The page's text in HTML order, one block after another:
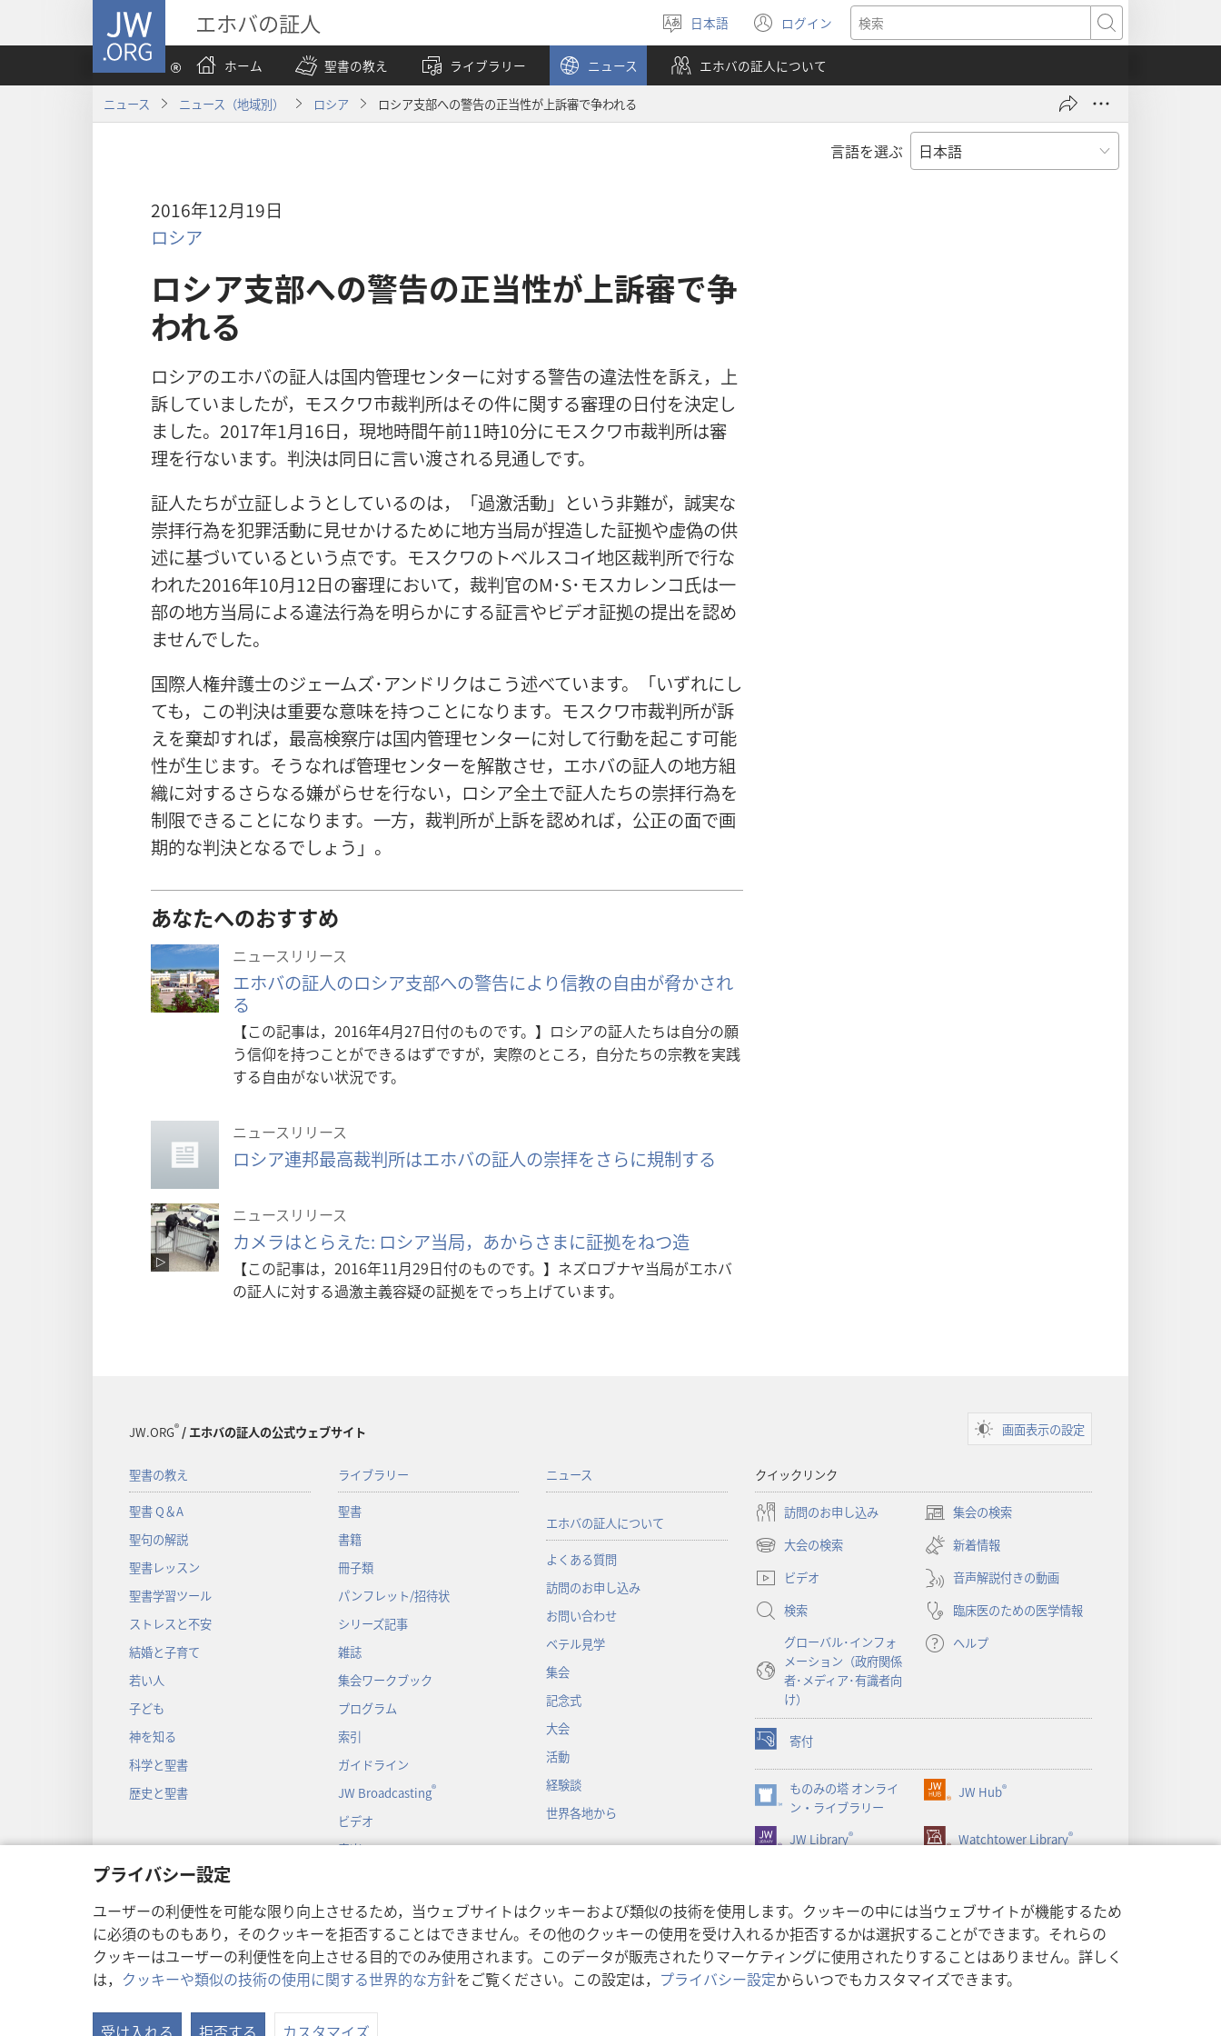
プライバシー設定
ユーザーの利便性を可能な限り向上させるため，当ウェブサイトはクッキーおよび類似の技術を使用します。クッキーの中には当ウェブサイトが機能するため
に必須のものもあり，そのクッキーを拒否することはできません。その他のクッキーの使用を受け入れるか拒否するかは選択することができます。それらの
クッキーはユーザーの利便性を向上させる目的でのみ使用されます。このデータが販売されたりマーケティングに使用されたりすることはありません。詳しく
は， クッキーや類似の技術の使用に関する世界的な方針をご覧ください。この設定は， プライバシー設定からいつでもカスタマイズできます。
受け入れる 拒否する カスタマイズ
JW.ORG エホバの証人
言
語
を
選
日本語 ログイン
（新
し
い
タ
で
検
索
ホーム
聖書の教え ライブラリー ニュース エホバの証人について
ニュース ニュース（地域別） ロシア ロシア支部への警告の正当性が上訴審で争われる
言語を選ぶ
2016年12月19日
ロシア
ロシア支部への警告の正当性が上訴審で争
われる
ロシアのエホバの証人は国内管理センターに対する警告の違法性を訴え，上
訴していましたが，モスクワ市裁判所はその件に関する審理の日付を決定し
ました。2017年1月16日，現地時間午前11時10分にモスクワ市裁判所は審
理を行ないます。判決は同日に言い渡される見通しです。
証人たちが立証しようとしているのは，「過激活動」という非難が，誠実な
崇拝行為を犯罪活動に見せかけるために地方当局が捏造した証拠や虚偽の供
述に基づいているという点です。モスクワのトベルスコイ地区裁判所で行な
われた2016年10月12日の審理において，裁判官のM･S･モスカレンコ氏は一
部の地方当局による違法行為を明らかにする証言やビデオ証拠の提出を認め
ませんでした。
国際人権弁護士のジェームズ･アンドリクはこう述べています。「いずれにし
ても，この判決は重要な意味を持つことになります。モスクワ市裁判所が訴
えを棄却すれば，最高検察庁は国内管理センターに対して行動を起こす可能
性が生じます。そうなれば管理センターを解散させ，エホバの証人の地方組
織に対するさらなる嫌がらせを行ない，ロシア全土で証人たちの崇拝行為を
制限できることになります。一方，裁判所が上訴を認めれば，公正の面で画
期的な判決となるでしょう」。
あなたへのおすすめ
ニュースリリース
エホバの証人のロシア支部への警告により信教の自由が脅かされ
る
【この記事は，2016年4月27日付のものです。】ロシアの証人たちは自分の願
う信仰を持つことができるはずですが，実際のところ，自分たちの宗教を実践
する自由がない状況です。
ニュースリリース
ロシア連邦最高裁判所はエホバの証人の崇拝をさらに規制する
ニュースリリース
カメラはとらえた: ロシア当局，あからさまに証拠をねつ造
【この記事は，2016年11月29日付のものです。】ネズロブナヤ当局がエホバ
の証人に対する過激主義容疑の証拠をでっち上げています。
JW.ORG® / エホバの証人の公式ウェブサイト 画面表示の設定
聖書の教え
聖書 Q＆A
聖句の解説
聖書レッスン
聖書学習ツール
ストレスと不安
結婚と子育て
若い人
子ども
神を知る
科学と聖書
歴史と聖書
ライブラリー
聖書
書籍
冊子類
パンフレット/招待状
シリーズ記事
雑誌
集会ワークブック
プログラム
索引
ガイドライン
JW Broadcasting®
ビデオ
音楽
劇形式の聖書朗読
ニュース
エホバの証人について
よくある質問
訪問のお申し込み
お問い合わせ
ベテル見学
集会
記念式
大会
活動
経験談
世界各地から
クイックリンク
訪問のお申し込み 集会の検索
（新
し
い
タ
ブ
で
開
く）
大会の検索
（新
し
タ
開
新着情報
ビデオ
音声解説付きの動画
検索
臨床医のための医学情報
グローバル･インフォ
メーション（政府関係
者･メディア･有識者向
け）
ヘルプ
寄付
（新
し
い
タ
ブ
で
ものみの塔 オンライ
ン・ライブラリー
（新
し
い
で
開
く）
JW Hub®
（新
い
開
く）
JW Library® Watchtower Library®
Copyright© 2026 Watch Tower Bible and Tract Society of Pennsylvania. 利用規約 | プライバシーに関する方針 | プライバシー設定